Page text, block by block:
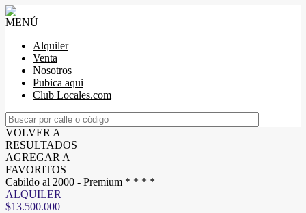
MENÚ
Alquiler
Venta
Nosotros
Pubica aqui
Club Locales.com
VOLVER A
RESULTADOS
AGREGAR A
FAVORITOS
Cabildo al 2000 - Premium * * * *
ALQUILER
$13.500.000